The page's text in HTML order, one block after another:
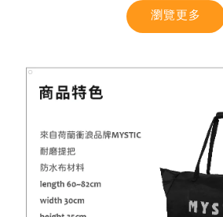
【MYSTIC】潮流T恤 舒適涼
瀏覽更多